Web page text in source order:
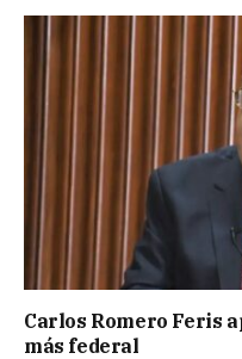
Carlos Romero Feris
más federal